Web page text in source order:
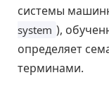
системы
system ),
определяет
терминами.